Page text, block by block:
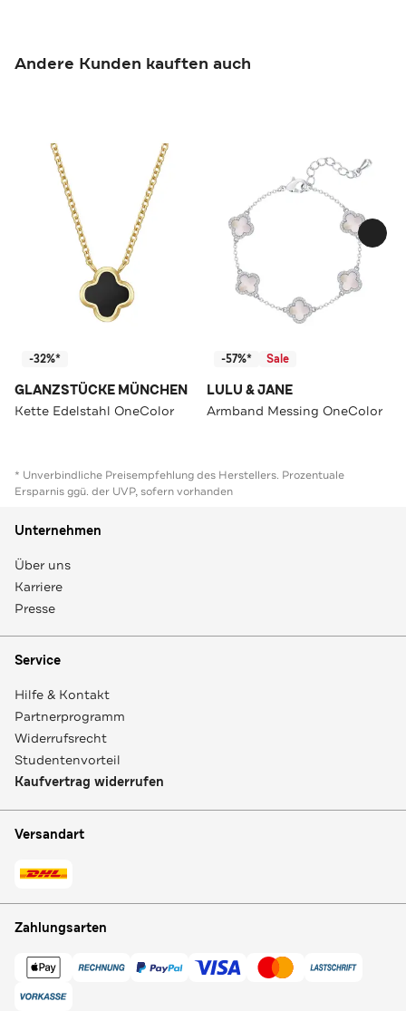
Andere Kunden kauften auch
-32%*
GLANZSTÜCKE MÜNCHEN
Kette Edelstahl OneColor
-57%* Sale
LULU & JANE
Armband Messing OneColor
* Unverbindliche Preisempfehlung des Herstellers. Prozentuale
Ersparnis ggü. der UVP, sofern vorhanden
Unternehmen
Über uns
Karriere
Presse
Service
Hilfe & Kontakt
Partnerprogramm
Widerrufsrecht
Studentenvorteil
Kaufvertrag widerrufen
Versandart
Zahlungsarten